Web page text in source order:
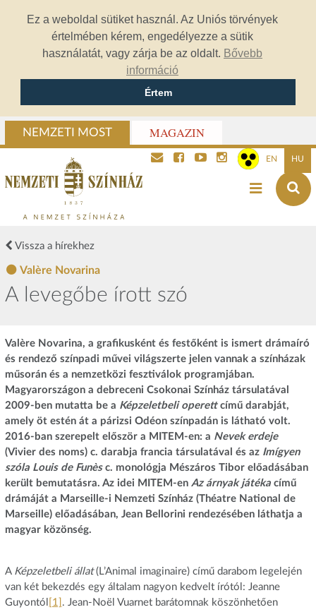
Ez a weboldal sütiket használ. Az Uniós törvények
értelmében kérem, engedélyezze a sütik
használatát, vagy zárja be az oldalt. Bővebb
információ
Értem
NEMZETI MOST MAGAZIN
EN HU
Vissza a hírekhez
Valère Novarina
A levegőbe írott szó
Valère Novarina, a grafikusként és festőként is ismert drámaíró
és rendező színpadi művei világszerte jelen vannak a színházak
műsorán és a nemzetközi fesztiválok programjában.
Magyarországon a debreceni Csokonai Színház társulatával
2009-ben mutatta be a Képzeletbeli operettcímű darabját,
amely öt estén át a párizsi Odéon színpadán is látható volt.
2016-ban szerepelt először a MITEM-en: a Nevek erdeje
(Vivier des noms) c. darabja francia társulatával és az Imígyen
szóla Louis de Funèsc. monológja Mészáros Tibor előadásában
került bemutatásra. Az idei MITEM-en Az árnyak játékacímű
drámáját a Marseille-i Nemzeti Színház (Théatre National de
Marseille) előadásában, Jean Bellorini rendezésében láthatja a
magyar közönség.
A Képzeletbeli állat(L’Animal imaginaire) című darabom legelején
van két bekezdés egy általam nagyon kedvelt írótól: Jeanne
Guyontól
[1] . Jean-Noël Vuarnet barátomnak köszönhetően